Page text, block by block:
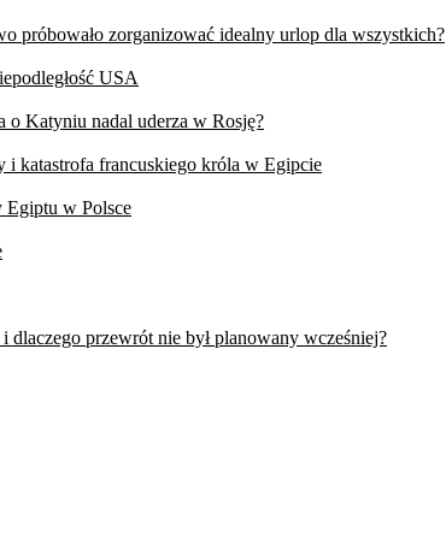
próbowało zorganizować idealny urlop dla wszystkich?
USA
o Katyniu nadal uderza w Rosję?
i katastrofa francuskiego króla w Egipcie
Egiptu w Polsce
dlaczego przewrót nie był planowany wcześniej?